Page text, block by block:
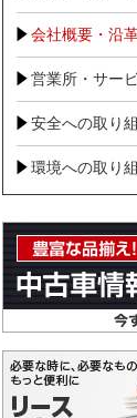
会社概要・沿
営業所・サー
安全への取り
環境への取り